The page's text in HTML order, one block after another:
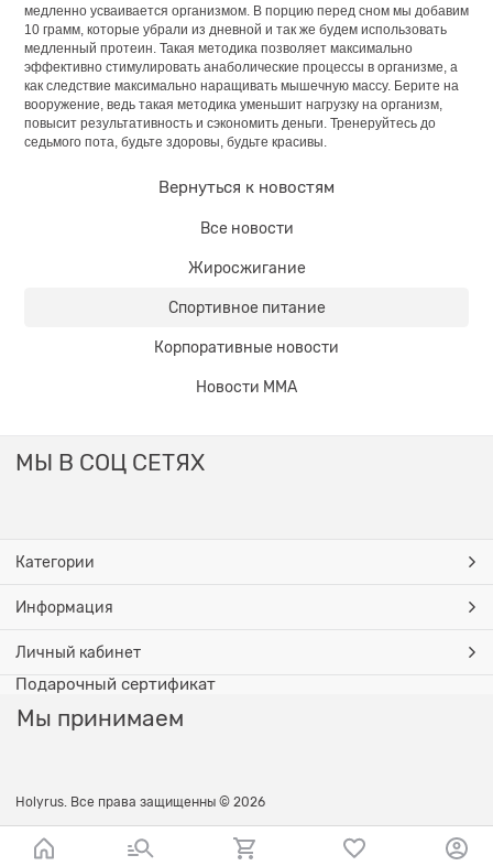
медленно усваивается организмом. В порцию перед сном мы добавим
10 грамм, которые убрали из дневной и так же будем использовать
медленный протеин. Такая методика позволяет максимально
эффективно стимулировать анаболические процессы в организме, а
как следствие максимально наращивать мышечную массу. Берите на
вооружение, ведь такая методика уменьшит нагрузку на организм,
повысит результативность и сэкономить деньги. Тренеруйтесь до
седьмого пота, будьте здоровы, будьте красивы.
Вернуться к новостям
Все новости
Жиросжигание
Спортивное питание
Корпоративные новости
Новости ММА
МЫ В СОЦ СЕТЯХ
Категории
Информация
Личный кабинет
Подарочный сертификат
Мы принимаем
Holyrus. Все права защищенны © 2026